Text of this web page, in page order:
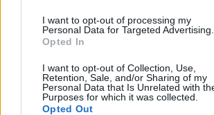
I want to opt-out of processing my
Personal Data for Targeted Advertising.
Opted In
I want to opt-out of Collection, Use,
Retention, Sale, and/or Sharing of my
Personal Data that Is Unrelated with
Purposes for which it was collected.
Opted Out